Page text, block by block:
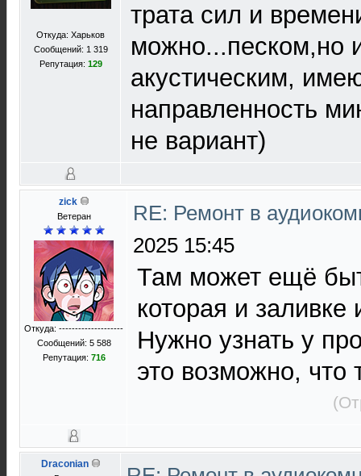
Откуда: Харьков
Сообщений: 1 319
Репутация: 129
трата сил и
можно...песком,но
акустическим,
направленность
не вариант)
zick
Ветеран
Откуда: --------------------
Сообщений: 5 588
Репутация: 716
RE: Ремонт в
2025 15:45
Там может ещё
которая и
Нужно узнать у
это возможно, что
Draconian